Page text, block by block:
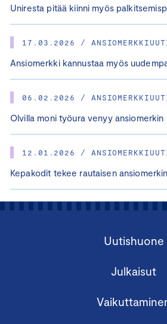
Uniresta pitää kiinni myös
17.03.2026 /
Ansiomerkki kannustaa myös
06.02.2026 /
Olvilla moni työura venyy ansiomerkin
12.01.2026 /
Kepakodit tekee rautaisen
Uutishuone
Julkaisut